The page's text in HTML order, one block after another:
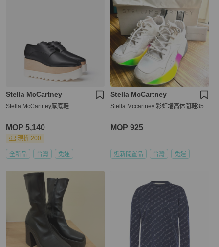
Stella McCartney
Stella McCartney‎厚底鞋
MOP 5,140
現折 200
全新品 台灣 免運
Stella McCartney
Stella Mccartney 彩虹增高休閒鞋35
MOP 925
近新閒置品 台灣 免運